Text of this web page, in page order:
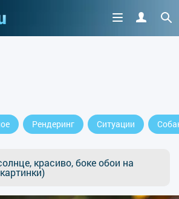
Рендеринг Ситуации
красиво, боке обои на